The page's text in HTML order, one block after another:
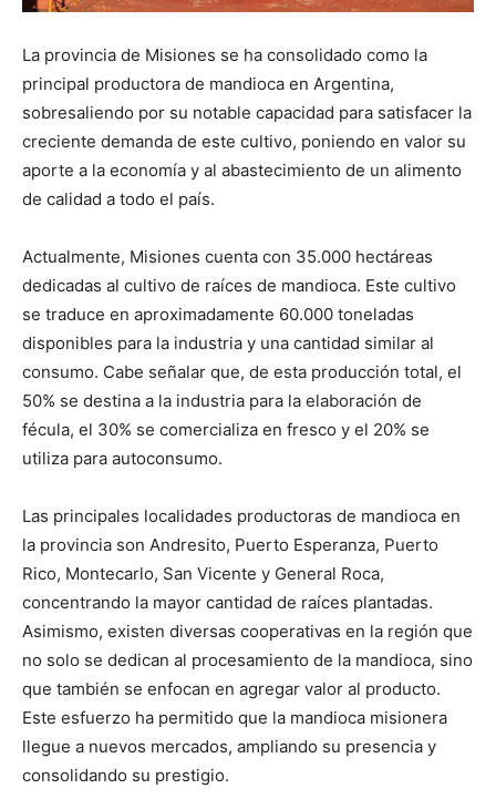
La provincia de Misiones se ha consolidado como la
principal productora de mandioca en Argentina,
sobresaliendo por su notable capacidad para satisfacer la
creciente demanda de este cultivo, poniendo en valor su
aporte a la economía y al abastecimiento de un alimento
de calidad a todo el país.
Actualmente, Misiones cuenta con 35.000 hectáreas
dedicadas al cultivo de raíces de mandioca. Este cultivo
se traduce en aproximadamente 60.000 toneladas
disponibles para la industria y una cantidad similar al
consumo. Cabe señalar que, de esta producción total, el
50% se destina a la industria para la elaboración de
fécula, el 30% se comercializa en fresco y el 20% se
utiliza para autoconsumo.
Las principales localidades productoras de mandioca en
la provincia son Andresito, Puerto Esperanza, Puerto
Rico, Montecarlo, San Vicente y General Roca,
concentrando la mayor cantidad de raíces plantadas.
Asimismo, existen diversas cooperativas en la región que
no solo se dedican al procesamiento de la mandioca, sino
que también se enfocan en agregar valor al producto.
Este esfuerzo ha permitido que la mandioca misionera
llegue a nuevos mercados, ampliando su presencia y
consolidando su prestigio.